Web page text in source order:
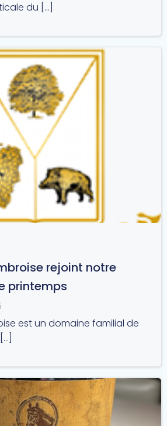
du […]
rejoint notre
printemps
est un domaine familial de